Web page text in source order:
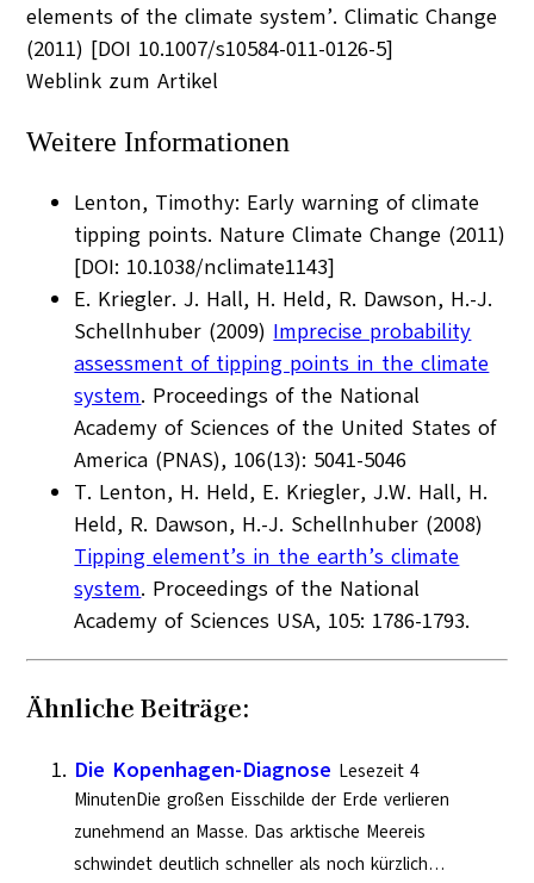
elements of the climate system’. Climatic Change
(2011) [DOI 10.1007/s10584-011-0126-5]
Weblink zum Artikel
Weitere Informationen
Lenton, Timothy: Early warning of climate
tipping points. Nature Climate Change (2011)
[DOI: 10.1038/nclimate1143]
E. Kriegler. J. Hall, H. Held, R. Dawson, H.-J.
Schellnhuber (2009) Imprecise probability
assessment of tipping points in the climate
system. Proceedings of the National
Academy of Sciences of the United States of
America (PNAS), 106(13): 5041-5046
T. Lenton, H. Held, E. Kriegler, J.W. Hall, H.
Held, R. Dawson, H.-J. Schellnhuber (2008)
Tipping element’s in the earth’s climate
system. Proceedings of the National
Academy of Sciences USA, 105: 1786-1793.
Ähnliche Beiträge:
Die Kopenhagen-Diagnose Lesezeit 4
MinutenDie großen Eisschilde der Erde verlieren
zunehmend an Masse. Das arktische Meereis
schwindet deutlich schneller als noch kürzlich…